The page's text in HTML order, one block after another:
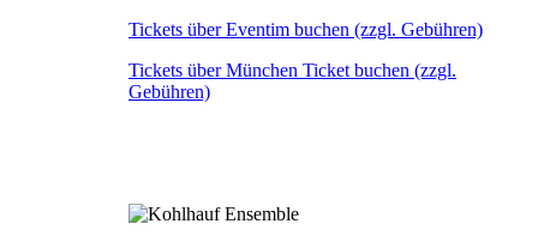
Tickets über Eventim buchen (zzgl. Gebühren)
Tickets über München Ticket buchen (zzgl.
Gebühren)